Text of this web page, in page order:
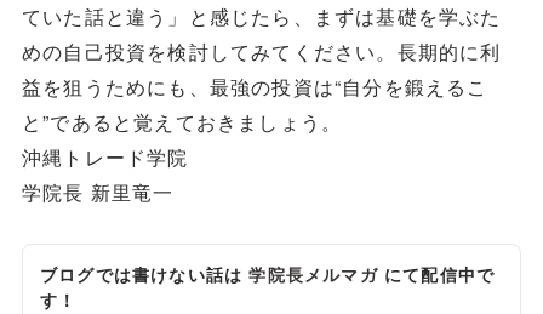
ていた話と違う」と感じたら、まずは基礎を学ぶた
めの自己投資を検討してみてください。長期的に利
益を狙うためにも、最強の投資は“自分を鍛えるこ
と”であると覚えておきましょう。
沖縄トレード学院
学院長 新里竜一
ブログでは書けない話は学院長メルマガにて配信中で
す！